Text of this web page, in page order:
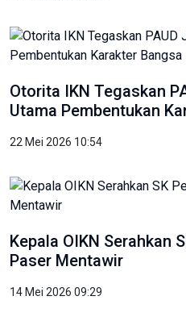
Otorita IKN Tegaskan
Utama Pembentukan
22 Mei 2026 10:54
Kepala OIKN Serahkan
Paser Mentawir
14 Mei 2026 09:29